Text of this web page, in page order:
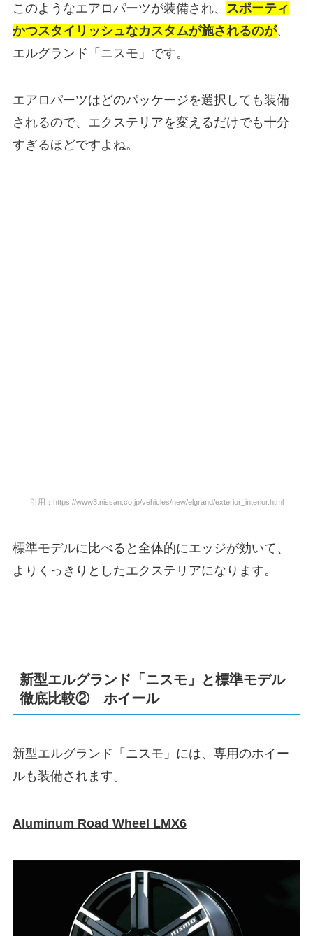
このようなエアロパーツが装備され、
スポーティ
かつスタイリッシュなカスタムが施されるのが、
エルグランド「ニスモ」です。
エアロパーツはどのパッケージを選択しても装備
されるので、エクステリアを変えるだけでも十分
すぎるほどですよね。
引用：https://www3.nissan.co.jp/vehicles/new/elgrand/exterior_interior.html
標準モデルに比べると全体的にエッジが効いて、
よりくっきりとしたエクステリアになります。
新型エルグランド「ニスモ」と標準モデル
徹底比較② ホイール
新型エルグランド「ニスモ」には、専用のホイー
ルも装備されます。
Aluminum Road Wheel LMX6